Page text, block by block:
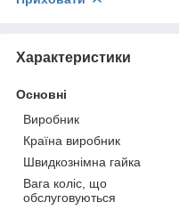
Характеристики
Основні
Виробник
Країна виробник
Швидкознімна гайка
Вага коліс, що
обслуговуються